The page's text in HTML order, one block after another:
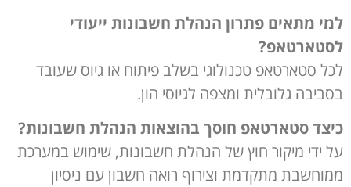
למי מתאים פתרון הנהלת חשבונות ייעודי
לסטארטאפ?
לכל סטארטאפ טכנולוגי בשלב פיתוח או גיוס שעובד
בסביבה גלובלית ומצפה לגיוסי הון.
כיצד סטארטאפ חוסך בהוצאות הנהלת חשבונות?
על ידי מיקור חוץ של הנהלת חשבונות, שימוש במערכת
ממוחשבת מתקדמת וצירוף רואה חשבון עם ניסיון